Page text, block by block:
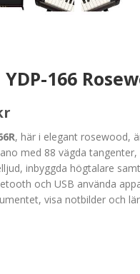
166
, här i elegant rosewood,
med 88 vägda
inbyggda högtalare
och USB använda
visa notbilder och